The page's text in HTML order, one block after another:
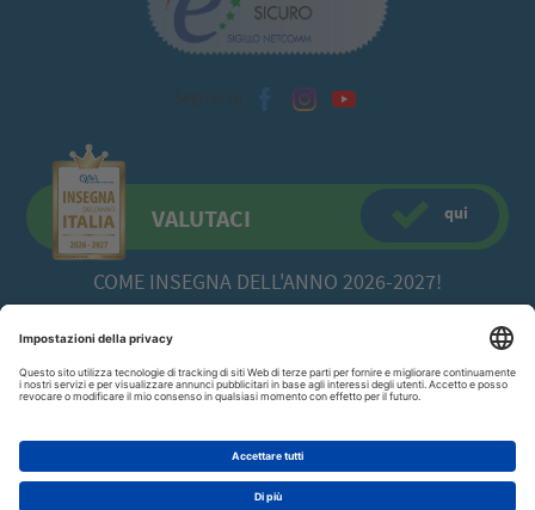
Seguici su
VALUTACI
COME INSEGNA DELL'ANNO 2026-2027!
qui
CFadda SRLa socio unico -Copyright© 2026 Via Calamattia, 23 - 09134
Cagliari (CA)070/520422P.I. 00613980929